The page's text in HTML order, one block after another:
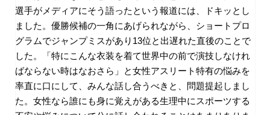
選手がメディアにそう語ったという報道には、ドキッとし
ました。優勝候補の一角にあげられながら、ショートプロ
グラムでジャンプミスがあり13位と出遅れた直後のことで
した。「特にこんな衣装を着て世界中の前で演技しなけれ
ばならない時はなおさら」と女性アスリート特有の悩みを
率直に口にして、みんな話し合うべきと、問題提起しまし
た。女性なら誰にも身に覚えがある生理中にスポーツする